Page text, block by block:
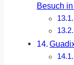
Besuch